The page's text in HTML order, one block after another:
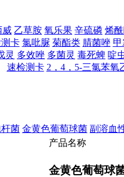
威 乙草胺 氧乐果 辛硫磷 烯
卡 氯吡脲 菊酯类 腈菌唑 甲
灵 多效唑 多菌灵 毒死蜱 啶
速检测卡 2，4，5-三氯苯氧
菌 金黄色葡萄球菌 副溶血
产品名称
金黄色葡萄球